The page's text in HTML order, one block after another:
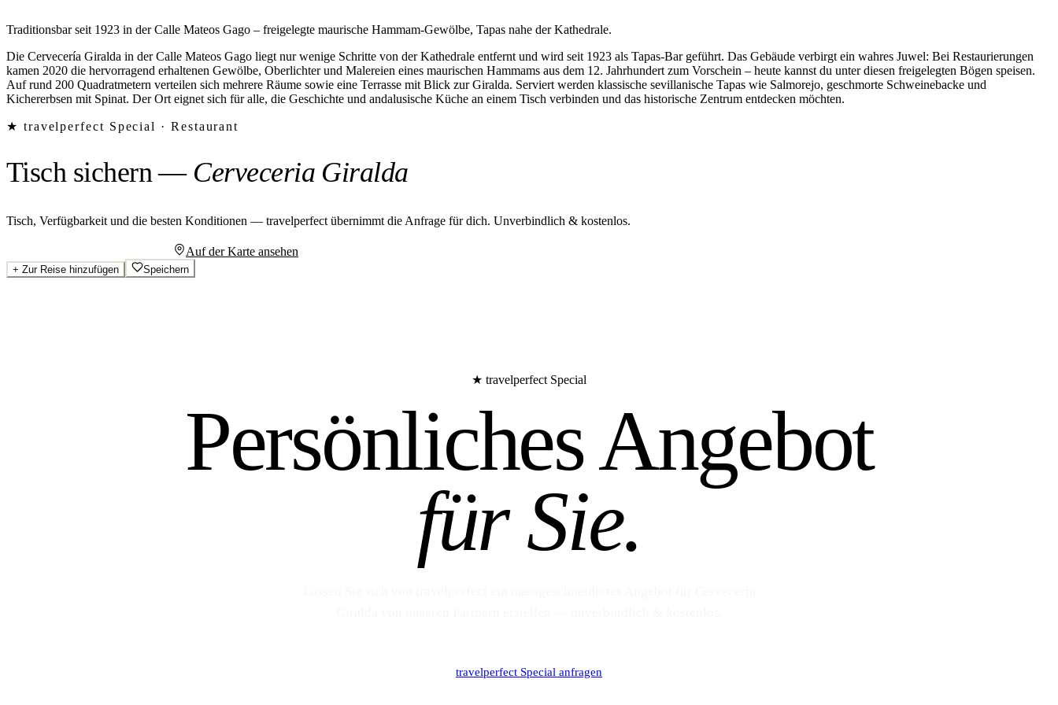
Traditionsbar seit 1923 in der Calle Mateos Gago – freigelegte maurische Hammam-Gewölbe, Tapas nahe der Kathedrale.
Die Cervecería Giralda in der Calle Mateos Gago liegt nur wenige Schritte von der Kathedrale entfernt und wird seit 1923 als Tapas-Bar geführt. Das Gebäude verbirgt ein wahres Juwel: Bei Restaurierungen
kamen 2020 die hervorragend erhaltenen Gewölbe, Oberlichter und Malereien eines maurischen Hammams aus dem 12. Jahrhundert zum Vorschein – heute kannst du unter diesen freigelegten Bögen speisen.
Auf rund 200 Quadratmetern verteilen sich mehrere Räume sowie eine Terrasse mit Blick zur Giralda. Serviert werden klassische sevillanische Tapas wie Salmorejo, geschmorte Schweinebacke und
Kichererbsen mit Spinat. Der Ort eignet sich für alle, die Geschichte und andalusische Küche an einem Tisch verbinden und das historische Zentrum entdecken möchten.
★ travelperfect Special · Restaurant
Tisch sichern— Cerveceria Giralda
Tisch, Verfügbarkeit und die besten Konditionen — travelperfect übernimmt die Anfrage für dich. Unverbindlich & kostenlos.
Auf der Karte ansehen
+ Zur Reise hinzufügen Speichern
★ travelperfect Special
Persönliches Angebot
für Sie.
travelperfect Special anfragen